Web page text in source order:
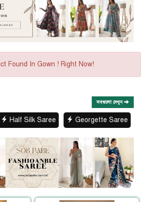
Found In Gown ! Right Now!
সবগুলো দেখুন
Georgette Saree Skin Print Saree